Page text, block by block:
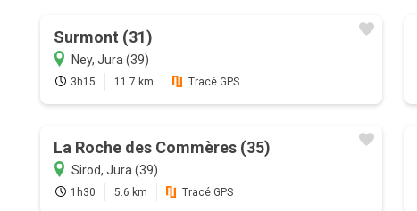
Surmont (31)
Ney, Jura (39)
3h15 11.7 km Tracé GPS
La Roche des Commères (35)
Sirod, Jura (39)
1h30 5.6 km Tracé GPS